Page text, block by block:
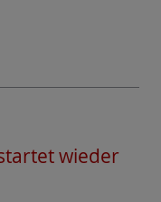
wieder